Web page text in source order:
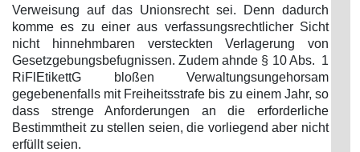
Verweisung auf das Unionsrecht sei. Denn dadurch
komme es zu einer aus verfassungsrechtlicher Sicht
nicht hinnehmbaren versteckten Verlagerung von
Gesetzgebungsbefugnissen. Zudem ahnde § 10 Abs. 1
RiFlEtikettG bloßen Verwaltungsungehorsam
gegebenenfalls mit Freiheitsstrafe bis zu einem Jahr, so
dass strenge Anforderungen an die erforderliche
Bestimmtheit zu stellen seien, die vorliegend aber nicht
erfüllt seien.